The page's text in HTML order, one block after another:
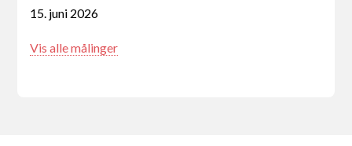
15. juni 2026
Vis alle målinger